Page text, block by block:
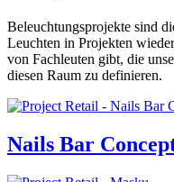
Beleuchtungsprojekte sind
Leuchten in Projekten
von Fachleuten gibt, die
diesen Raum zu definieren.
Nails Bar